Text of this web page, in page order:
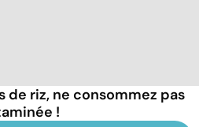
riz, ne consommez pas
!